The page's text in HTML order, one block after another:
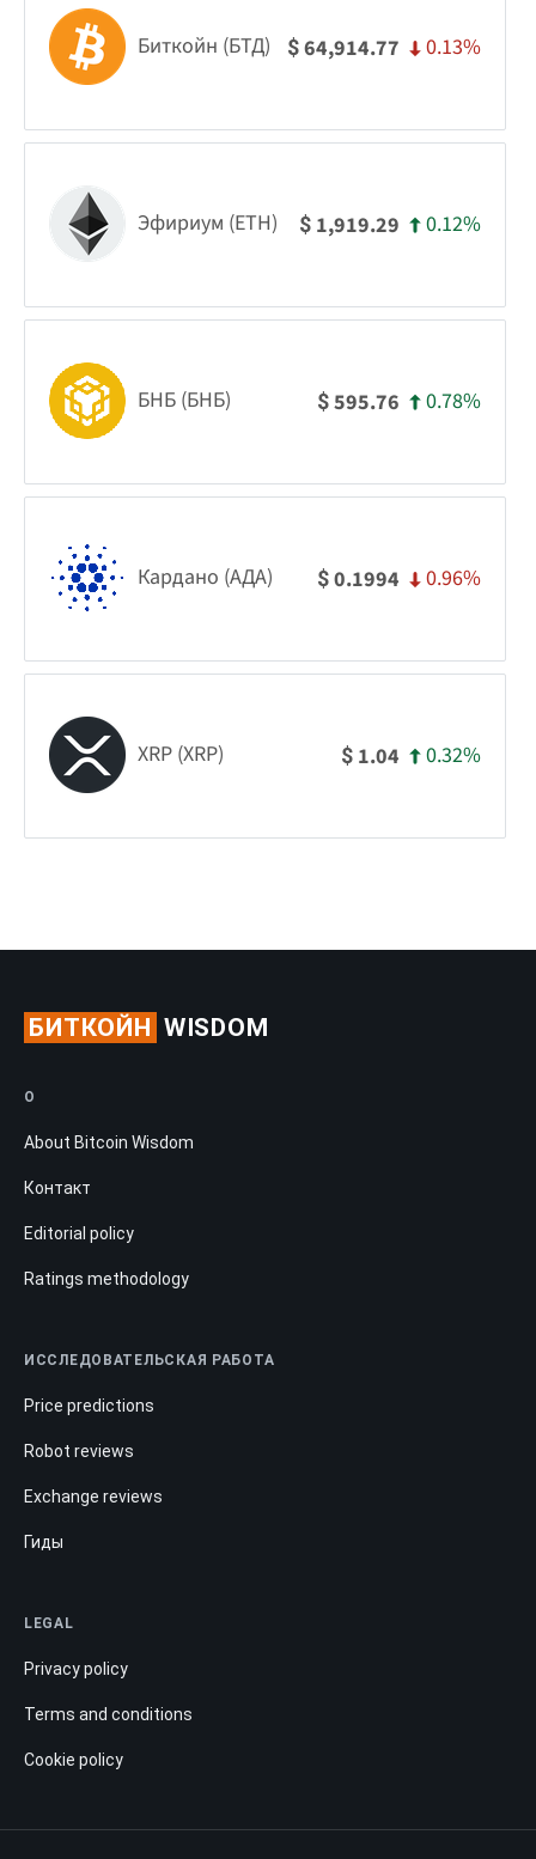
Биткойн (БТД) $64,914.77 0.13%
Эфириум (ETH) $ 1,919.29 0.12%
БНБ (БНБ) $595.76 0.78%
Кардано (АДА) $0.1994 0.96%
XRP (XRP) $ 1.04 0.32%
БИТКОЙН WISDOM
О
About Bitcoin Wisdom
Контакт
Editorial policy
Ratings methodology
ИССЛЕДОВАТЕЛЬСКАЯ РАБОТА
Price predictions
Robot reviews
Exchange reviews
Гиды
LEGAL
Privacy policy
Terms and conditions
Cookie policy